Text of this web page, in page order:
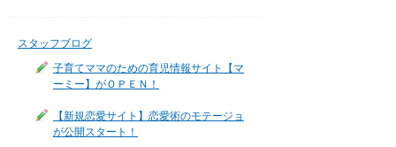
スタッフブログ
子育てママのための育児情報サイト【マ
ーミー】がＯＰＥＮ！
【新規恋愛サイト】恋愛術のモテージョ
が公開スタート！